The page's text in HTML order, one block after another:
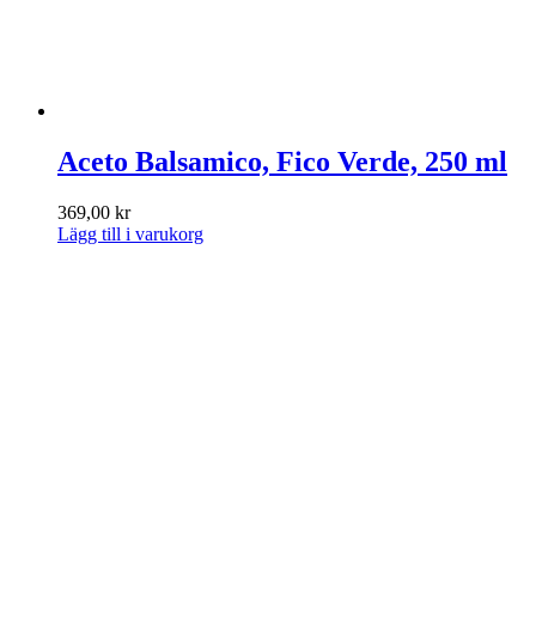
Aceto Balsamico, Fico Verde, 250 ml
369,00 kr
Lägg till i varukorg